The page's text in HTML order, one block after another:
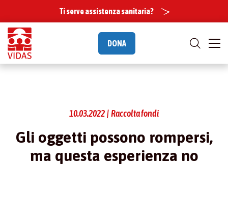
Ti serve assistenza sanitaria?
DONA
10.03.2022 | Raccolta fondi
Gli oggetti possono rompersi,
ma questa esperienza no